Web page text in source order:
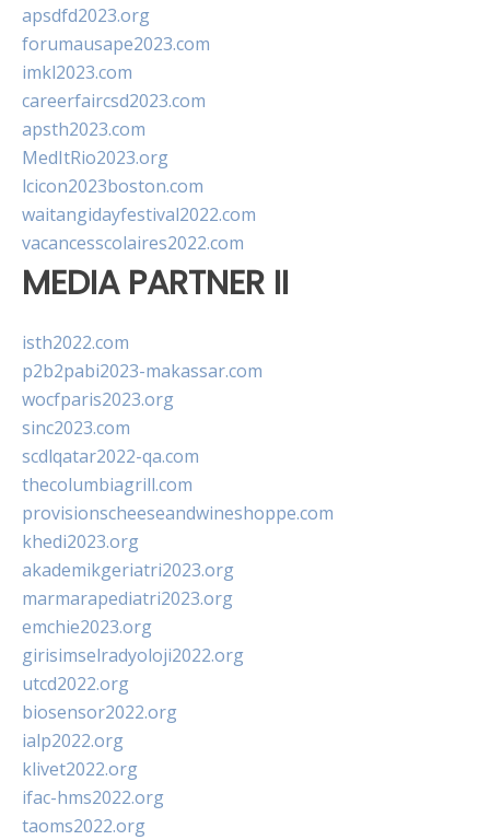
apsdfd2023.org
forumausape2023.com
imkl2023.com
careerfaircsd2023.com
apsth2023.com
MedItRio2023.org
lcicon2023boston.com
waitangidayfestival2022.com
vacancesscolaires2022.com
MEDIA PARTNER II
isth2022.com
p2b2pabi2023-makassar.com
wocfparis2023.org
sinc2023.com
scdlqatar2022-qa.com
thecolumbiagrill.com
provisionscheeseandwineshoppe.com
khedi2023.org
akademikgeriatri2023.org
marmarapediatri2023.org
emchie2023.org
girisimselradyoloji2022.org
utcd2022.org
biosensor2022.org
ialp2022.org
klivet2022.org
ifac-hms2022.org
taoms2022.org